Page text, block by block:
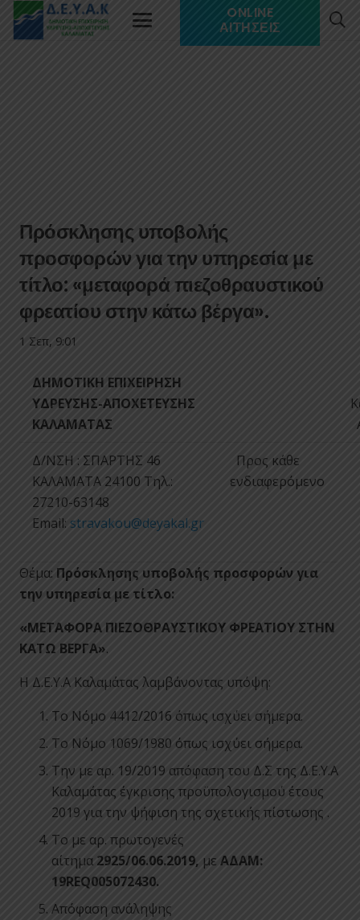
ONLINE
ΑΙΤΉΣΕΙΣ
Πρόσκλησης υποβολής
προσφορών για την υπηρεσία με
τίτλο: «μεταφορά πιεζοθραυστικού
φρεατίου στην κάτω βέργα».
1 Σεπ, 9:01
ΔΗΜΟΤΙΚΗ ΕΠΙΧΕΙΡΗΣΗ
ΥΔΡΕΥΣΗΣ-ΑΠΟΧΕΤΕΥΣΗΣ
ΚΑΛΑΜΑΤΑΣ
Δ/ΝΣΗ : ΣΠΑΡΤΗΣ 46
ΚΑΛΑΜΑΤΑ 24100 Tηλ.:
27210-63148
Email: stravakou@deyakal.gr
Προς κάθε
ενδιαφερόμενο
Θέμα: Πρόσκλησης υποβολής προσφορών για
την υπηρεσία με τίτλο:
«ΜΕΤΑΦΟΡΑ ΠΙΕΖΟΘΡΑΥΣΤΙΚΟΥ ΦΡΕΑΤΙΟΥ ΣΤΗΝ
ΚΑΤΩ ΒΕΡΓΑ».
Η Δ.Ε.Υ.Α Καλαμάτας λαμβάνοντας υπόψη:
Το Νόμο 4412/2016 όπως ισχύει σήμερα.
Το Νόμο 1069/1980 όπως ισχύει σήμερα.
Την με αρ. 19/2019 απόφαση του Δ.Σ της Δ.Ε.Υ.Α
Καλαμάτας έγκρισης προϋπολογισμού έτους
2019 για την ψήφιση της σχετικής πίστωσης .
Το με αρ. πρωτογενές
αίτημα 2925/06.06.2019, με ΑΔΑΜ:
19REQ005072430.
Απόφαση ανάληψης